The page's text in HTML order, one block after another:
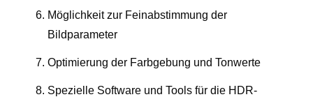
Möglichkeit zur Feinabstimmung der
Bildparameter
Optimierung der Farbgebung und Tonwerte
Spezielle Software und Tools für die HDR-